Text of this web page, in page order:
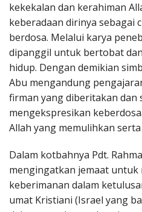
kekekalan dan kerahiman
keberadaan dirinya sebagai
berdosa. Melalui karya
dipanggil untuk bertobat
hidup. Dengan demikian
Abu mengandung
firman yang diberitakan dan
mengekspresikan
Allah yang memulihkan
Dalam kotbahnya Pdt.
mengingatkan jemaat untuk
keberimanan dalam
umat Kristiani (Israel yang